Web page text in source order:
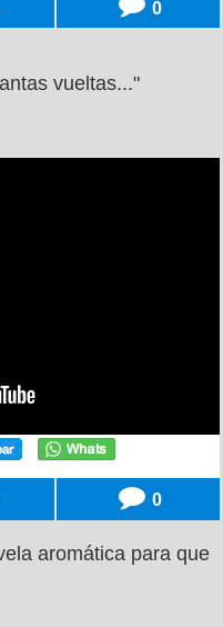
0
vueltas..."
0
aromática para que